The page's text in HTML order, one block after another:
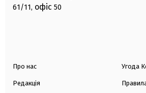
61/11, офіс 50
Про нас
Редакція
Угода